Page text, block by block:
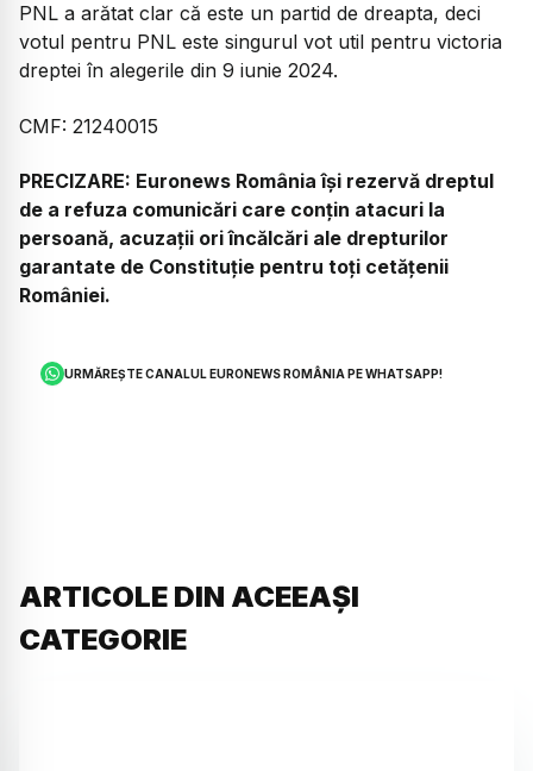
PNL a arătat clar că este un partid de dreapta, deci
votul pentru PNL este singurul vot util pentru victoria
dreptei în alegerile din 9 iunie 2024.
CMF: 21240015
PRECIZARE: Euronews România își rezervă dreptul
de a refuza comunicări care conțin atacuri la
persoană, acuzații ori încălcări ale drepturilor
garantate de Constituție pentru toți cetățenii
României.
URMĂREȘTE CANALUL EURONEWS ROMÂNIA PE WHATSAPP!
ARTICOLE DIN ACEEAȘI
CATEGORIE